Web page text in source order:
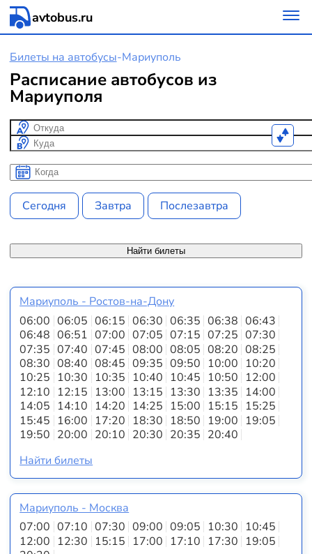
avtobus.ru
Билеты на автобусы-Мариуполь
Расписание автобусов из
Мариуполя
Откуда
Куда
Когда
Когда
Сегодня Завтра Послезавтра
Найти билеты
Мариуполь - Ростов-на-Дону
06:00 06:05 06:15 06:30 06:35 06:38 06:43
06:48 06:51 07:00 07:05 07:15 07:25 07:30
07:35 07:40 07:45 08:00 08:05 08:20 08:25
08:30 08:40 08:45 09:35 09:50 10:00 10:20
10:25 10:30 10:35 10:40 10:45 10:50 12:00
12:10 12:15 13:00 13:15 13:30 13:35 14:00
14:05 14:10 14:20 14:25 15:00 15:15 15:25
15:45 16:00 17:20 18:30 18:50 19:00 19:05
19:50 20:00 20:10 20:30 20:35 20:40
Найти билеты
Мариуполь - Москва
07:00 07:10 07:30 09:00 09:05 10:30 10:45
12:00 12:30 15:15 17:00 17:10 17:30 19:05